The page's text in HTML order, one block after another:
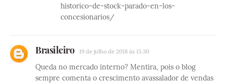
historico-de-stock-parado-en-los-
concesionarios/
Brasileiro 19 de julho de 2018 às 15:30
Queda no mercado interno? Mentira, pois o blog
sempre comenta o crescimento avassalador de vendas